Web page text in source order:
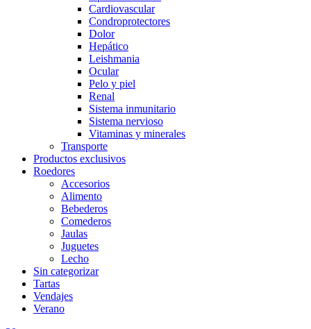
Cardiovascular
Condroprotectores
Dolor
Hepático
Leishmania
Ocular
Pelo y piel
Renal
Sistema inmunitario
Sistema nervioso
Vitaminas y minerales
Transporte
Productos exclusivos
Roedores
Accesorios
Alimento
Bebederos
Comederos
Jaulas
Juguetes
Lecho
Sin categorizar
Tartas
Vendajes
Verano